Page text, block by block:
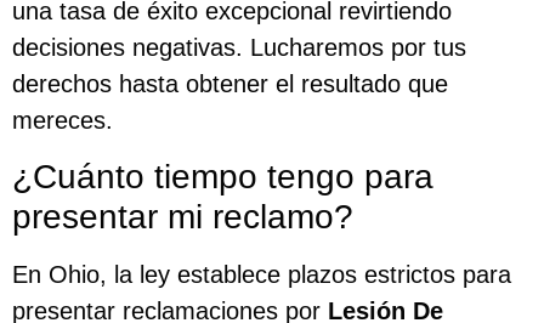
una tasa de éxito excepcional revirtiendo
decisiones negativas. Lucharemos por tus
derechos hasta obtener el resultado que
mereces.
¿Cuánto tiempo tengo para
presentar mi reclamo?
En Ohio, la ley establece plazos estrictos para
presentar reclamaciones por Lesión De